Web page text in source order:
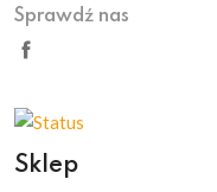
Sprawdź nas
Sklep